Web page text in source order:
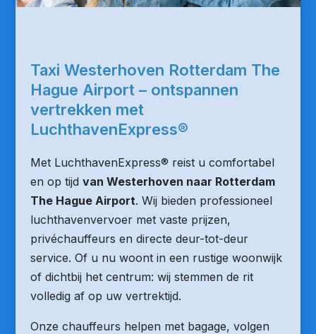
Taxi Westerhoven Rotterdam The
Hague Airport – ontspannen
vertrekken met
LuchthavenExpress®
Met LuchthavenExpress® reist u comfortabel
en op tijd van Westerhoven naar Rotterdam
The Hague Airport. Wij bieden professioneel
luchthavenvervoer met vaste prijzen,
privéchauffeurs en directe deur-tot-deur
service. Of u nu woont in een rustige woonwijk
of dichtbij het centrum: wij stemmen de rit
volledig af op uw vertrektijd.
Onze chauffeurs helpen met bagage, volgen